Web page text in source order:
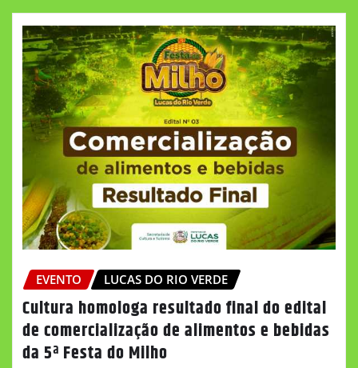
EVENTO LUCAS DO RIO VERDE
Cultura homologa resultado final do edital
de comercialização de alimentos e bebidas
da 5ª Festa do Milho